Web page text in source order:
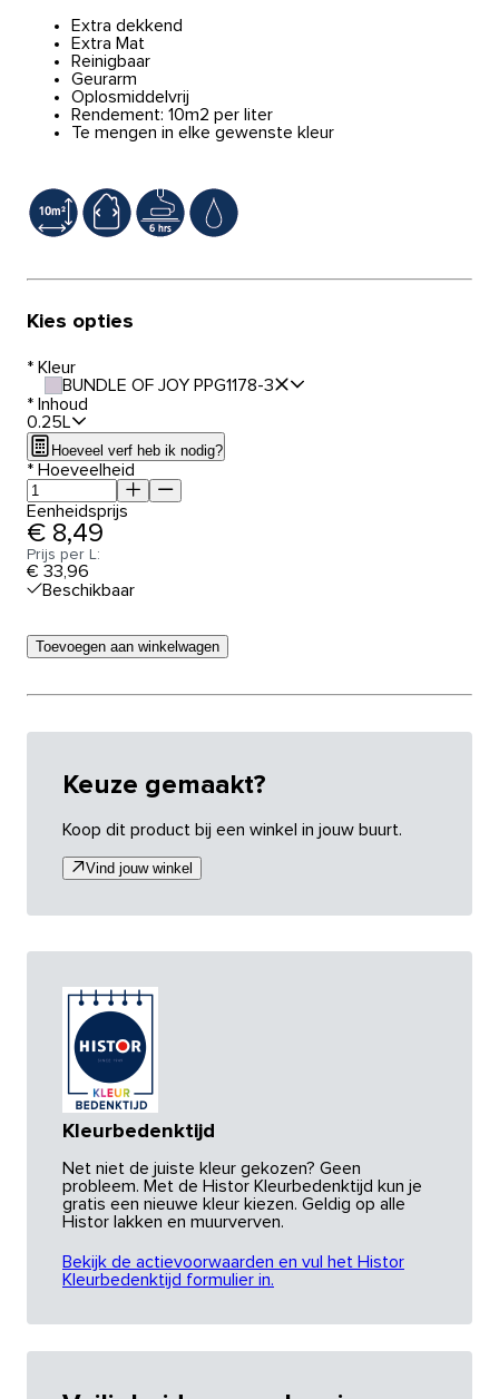
Extra dekkend
Extra Mat
Reinigbaar
Geurarm
Oplosmiddelvrij
Rendement: 10m2 per liter
Te mengen in elke gewenste kleur
Kies opties
* Kleur
BUNDLE OF JOY PPG1178-3
* Inhoud
0.25L
Hoeveel verf heb ik nodig?
* Hoeveelheid
Eenheidsprijs
€ 8,49
Prijs per L:
€ 33,96
Beschikbaar
Toevoegen aan winkelwagen
Keuze gemaakt?
Koop dit product bij een winkel in jouw buurt.
Vind jouw winkel
Kleurbedenktijd
Net niet de juiste kleur gekozen? Geen
probleem. Met de Histor Kleurbedenktijd kun je
gratis een nieuwe kleur kiezen. Geldig op alle
Histor lakken en muurverven.
Bekijk de actievoorwaarden en vul het Histor
Kleurbedenktijd formulier in.